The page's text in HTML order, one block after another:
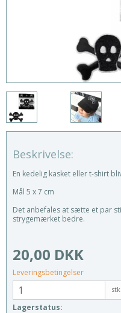
Beskrivelse:
En kedelig kasket eller t-shirt
Mål 5 x 7 cm
Det anbefales at sætte et par
strygemærket bedre.
20,00 DKK
Leveringsbetingelser
stk.
Lagerstatus: